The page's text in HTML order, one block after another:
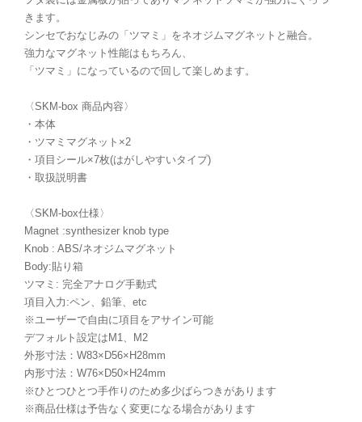
きます。
シンセでおなじみの「ツマミ」をネオジムマグネットと融合。
強力なマグネット性能はもちろん、
「ツマミ」になっているので回して楽しめます。
〈SKM-box 商品内容〉
・本体
・ツマミマグネット×2
・項目シール×7枚(はがしやすいタイプ)
・取扱説明書
〈SKM-box仕様〉
Magnet :synthesizer knob type
Knob : ABS/ネオジムマグネット
Body:貼り箱
ツマミ: 完全アナログ手動式
項目入力:ペン、鉛筆、etc
※ユーザーで自由に項目をアサイン可能
デフォルト設定はM1、M2
外形寸法：W83×D56×H28mm
内形寸法：W76×D50×H24mm
※ひとつひとつ手作りのため多少ばらつきがあります
※商品仕様は予告なく変更になる場合があります